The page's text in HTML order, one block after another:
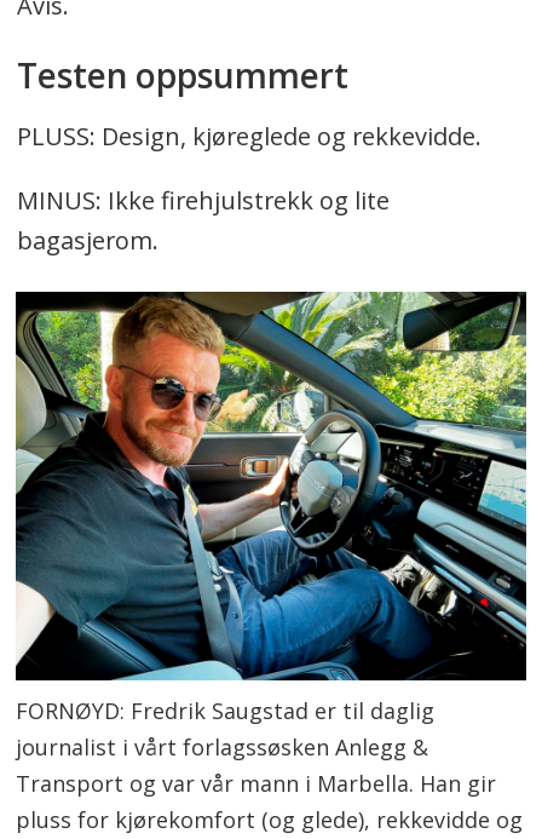
Testen oppsummert
PLUSS: Design, kjøreglede og rekkevidde.
MINUS: Ikke firehjulstrekk og lite
bagasjerom.
FORNØYD: Fredrik Saugstad er til daglig
journalist i vårt forlagssøsken Anlegg &
Transport og var vår mann i Marbella. Han gir
pluss for kjørekomfort (og glede), rekkevidde og